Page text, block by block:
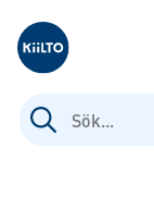
Kiilto Sweden
Sök
efter: